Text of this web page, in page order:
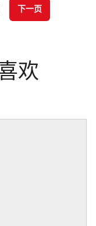
下一页
欢